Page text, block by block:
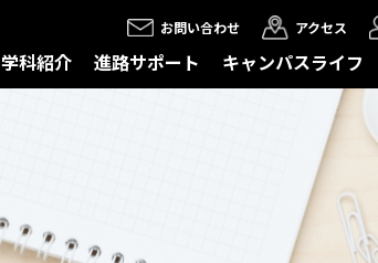
お問い合わせ アクセス
学科紹介 進路サポート キャンパスライフ